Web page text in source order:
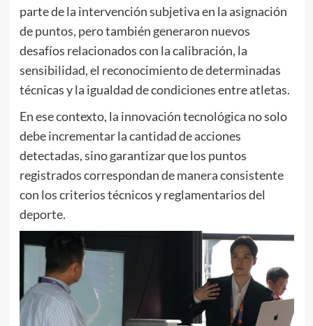
parte de la intervención subjetiva en la asignación
de puntos, pero también generaron nuevos
desafíos relacionados con la calibración, la
sensibilidad, el reconocimiento de determinadas
técnicas y la igualdad de condiciones entre atletas.
En ese contexto, la innovación tecnológica no solo
debe incrementar la cantidad de acciones
detectadas, sino garantizar que los puntos
registrados correspondan de manera consistente
con los criterios técnicos y reglamentarios del
deporte.